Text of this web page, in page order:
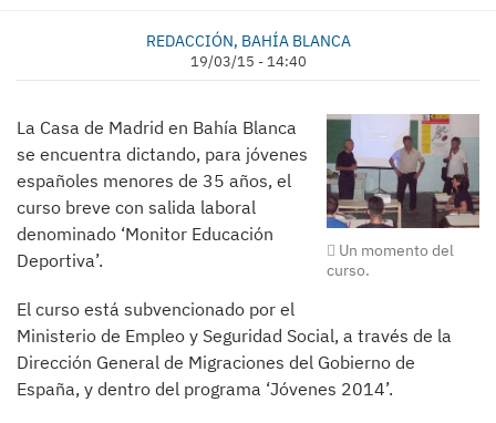
REDACCIÓN, BAHÍA BLANCA
19/03/15 - 14:40
Un momento del
curso.
La Casa de Madrid en Bahía Blanca
se encuentra dictando, para jóvenes
españoles menores de 35 años, el
curso breve con salida laboral
denominado ‘Monitor Educación
Deportiva’.
El curso está subvencionado por el
Ministerio de Empleo y Seguridad Social, a través de la
Dirección General de Migraciones del Gobierno de
España, y dentro del programa ‘Jóvenes 2014’.